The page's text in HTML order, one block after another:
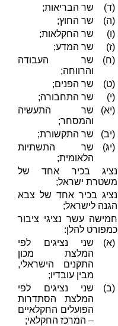
(ד)
שר הבריאות;
(ה)
שר החוץ;
(ו)
שר החקלאות;
(ז)
שר המדע;
(ח)
שר העבודה
והרווחה;
(ט)
שר הפנים;
(י)
שר התחבורה;
(יא)
שר התעשיה
והמסחר;
(יב)
שר התקשורת;
(יג)
שר התשתיות
הלאומית;
נציג בכיר אחד של
משטרת ישראל;
נציג בכיר אחד של צבא
הגנה לישראל;
חמישה עשר נציגי ציבור
כמפורט להלן:
(א)
שני נציגים לפי
המלצת מכון
התקנים הישראלי,
מבין עובדיו;
(ב)
שני נציגים לפי
המלצת הסתדרות
הפועלים החקלאיים
– המרכז החקלאי;